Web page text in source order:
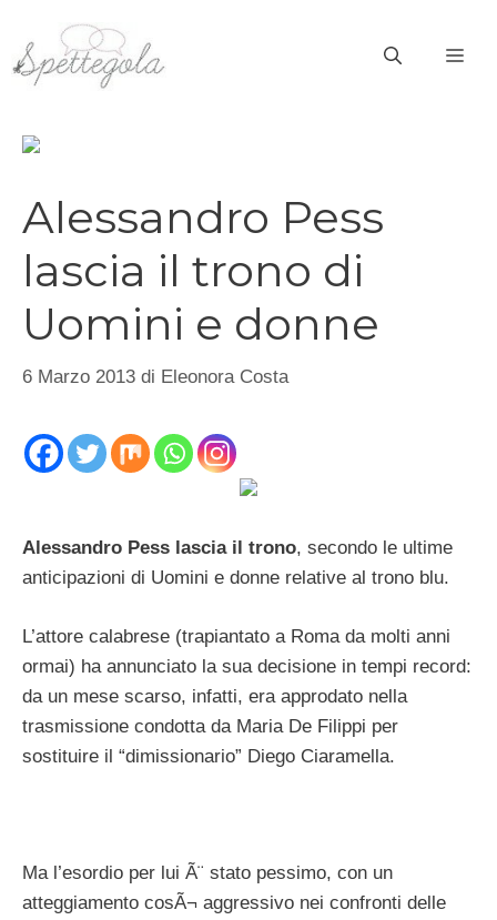
contenuto
Alessandro Pess
lascia il trono di
Uomini e donne
6 Marzo 2013 di Eleonora Costa
Alessandro Pess lascia il trono, secondo le ultime
anticipazioni di Uomini e donne relative al trono blu.
L’attore calabrese (trapiantato a Roma da molti anni
ormai) ha annunciato la sua decisione in tempi record:
da un mese scarso, infatti, era approdato nella
trasmissione condotta da Maria De Filippi per
sostituire il “dimissionario” Diego Ciaramella.
Ma l’esordio per lui Ã¨ stato pessimo, con un
atteggiamento cosÃ¬ aggressivo nei confronti delle